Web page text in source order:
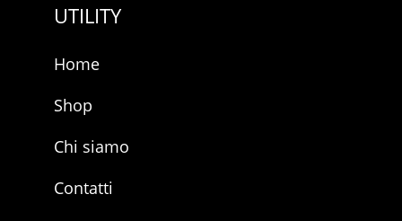
UTILITY
Home
Shop
Chi siamo
Contatti